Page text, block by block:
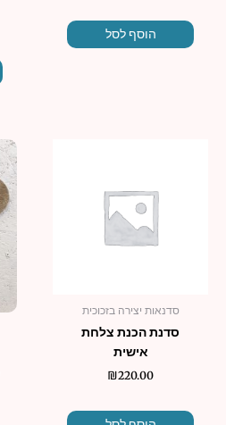
הוסף לסל
סדנאות יצירה בזכוכית
סדנת הכנת צלחת
אישית
₪220.00